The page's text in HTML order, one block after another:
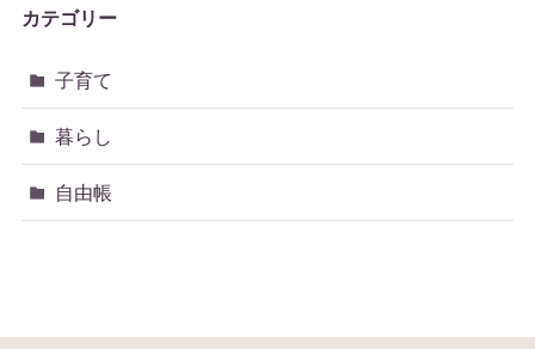
カテゴリー
子育て
暮らし
自由帳